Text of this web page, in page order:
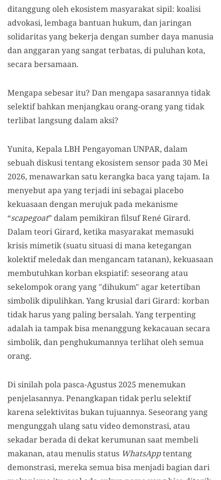
ditanggung oleh ekosistem masyarakat sipil: koalisi
advokasi, lembaga bantuan hukum, dan jaringan
solidaritas yang bekerja dengan sumber daya manusia
dan anggaran yang sangat terbatas, di puluhan kota,
secara bersamaan.
Mengapa sebesar itu? Dan mengapa sasarannya tidak
selektif bahkan menjangkau orang-orang yang tidak
terlibat langsung dalam aksi?
Yunita, Kepala LBH Pengayoman UNPAR, dalam
sebuah diskusi tentang ekosistem sensor pada 30 Mei
2026, menawarkan satu kerangka baca yang tajam. Ia
menyebut apa yang terjadi ini sebagai placebo
kekuasaan dengan merujuk pada mekanisme
“scapegoat” dalam pemikiran filsuf René Girard.
Dalam teori Girard, ketika masyarakat memasuki
krisis mimetik (suatu situasi di mana ketegangan
kolektif meledak dan mengancam tatanan), kekuasaan
membutuhkan korban ekspiatif: seseorang atau
sekelompok orang yang "dihukum" agar ketertiban
simbolik dipulihkan. Yang krusial dari Girard: korban
tidak harus yang paling bersalah. Yang terpenting
adalah ia tampak bisa menanggung kekacauan secara
simbolik, dan penghukumannya terlihat oleh semua
orang.
Di sinilah pola pasca-Agustus 2025 menemukan
penjelasannya. Penangkapan tidak perlu selektif
karena selektivitas bukan tujuannya. Seseorang yang
mengunggah ulang satu video demonstrasi, atau
sekadar berada di dekat kerumunan saat membeli
makanan, atau menulis status WhatsApptentang
demonstrasi, mereka semua bisa menjadi bagian dari